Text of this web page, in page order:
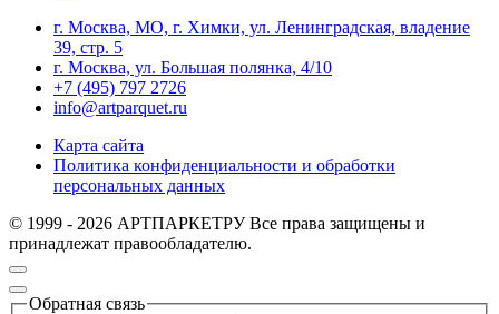
г. Москва, МО, г. Химки, ул. Ленинградская, владение
39, стр. 5
г. Москва, ул. Большая полянка, 4/10
+7 (495) 797 2726
info@artparquet.ru
Карта сайта
Политика конфиденциальности и обработки
персональных данных
© 1999 - 2026 АРТПАРКЕТРУ Все права защищены и
принадлежат правообладателю.
Обратная связь